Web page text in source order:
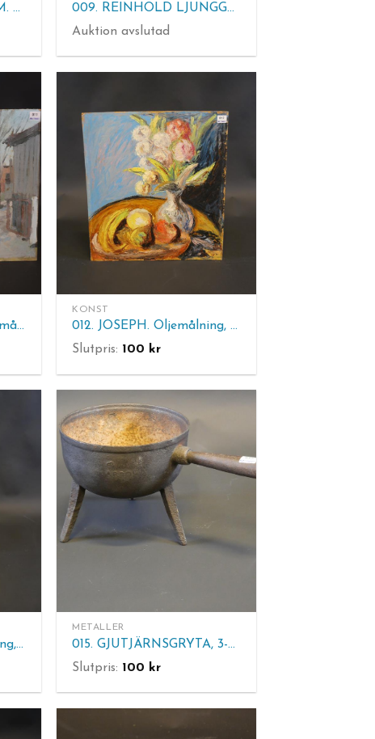
008. ÖRJAN WIKSTRÖM. Litografi, sign Ö Wikström, "Paddington", 42/99. Tavlans mått: 64.5x46.5 cm
009. REINHOLD LJUNGGREN. Litografi, sign R Ljunggren, 88/310. Tavlans mått: 45.5x64.5 cm
Auktion avslutad
011. NILS MARCUS. Oljemålning, sign Nils Marcus. Pannå: 38x46 cm
KONST
012. JOSEPH. Oljemålning, sign Joseph 50. Pannå: 44.5x40 cm
Slutpris: 100 kr
014. ALF OLSSON, Etsning, sign A Olsson 85, 7/90. Tavlans mått: 44x33.5 cm
METALLER
015. GJUTJÄRNSGRYTA, 3-bent med handtag. Märkt: Arboga 8. H. 19 cm.
Slutpris: 100 kr